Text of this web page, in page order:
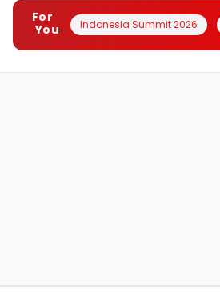
For
You
Indonesia Summit 2026